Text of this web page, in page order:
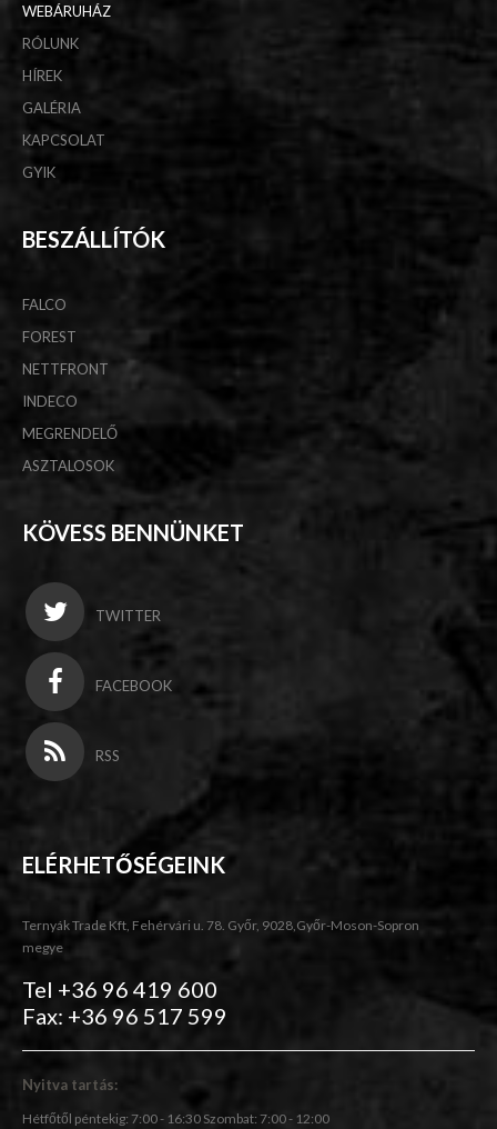
WEBÁRUHÁZ
RÓLUNK
HÍREK
GALÉRIA
KAPCSOLAT
GYIK
BESZÁLLÍTÓK
FALCO
FOREST
NETTFRONT
INDECO
MEGRENDELŐ
ASZTALOSOK
KÖVESS BENNÜNKET
TWITTER
FACEBOOK
RSS
ELÉRHETŐSÉGEINK
Ternyák Trade Kft, Fehérvári u. 78. Győr, 9028,Győr-Moson-Sopron
megye
Tel +36 96 419 600
Fax: +36 96 517 599
Nyitva tartás:
Hétfőtől péntekig: 7:00 - 16:30 Szombat: 7:00 - 12:00